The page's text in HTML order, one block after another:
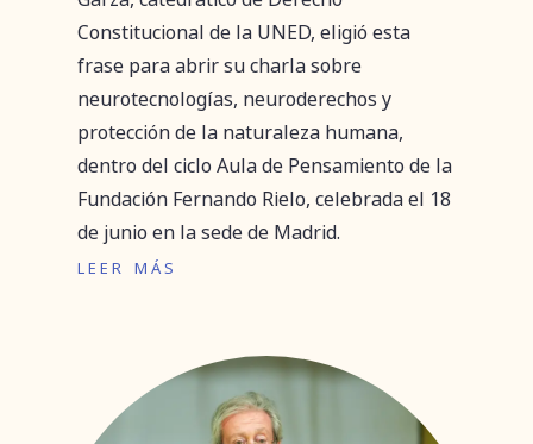
Constitucional de la UNED, eligió esta
frase para abrir su charla sobre
neurotecnologías, neuroderechos y
protección de la naturaleza humana,
dentro del ciclo Aula de Pensamiento de la
Fundación Fernando Rielo, celebrada el 18
de junio en la sede de Madrid.
leer más